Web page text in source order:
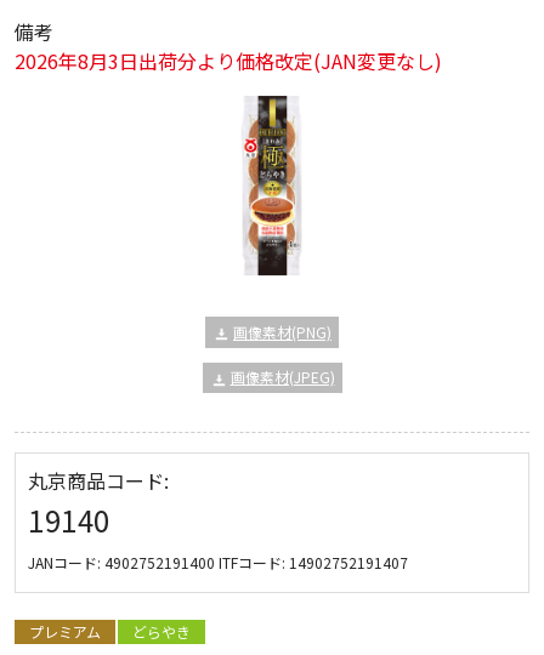
備考
2026年8月3日出荷分より価格改定(JAN変更なし)
画像素材(PNG)
画像素材(JPEG)
丸京商品コード:
19140
JANコード: 4902752191400 ITFコード: 14902752191407
プレミアム どらやき